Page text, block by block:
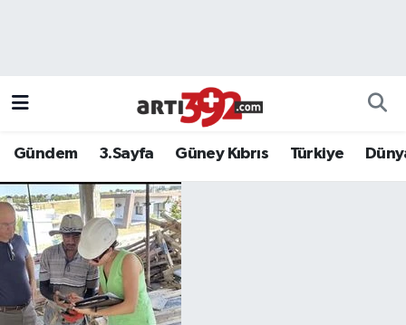
Gündem 3.Sayfa Güney Kıbrıs Türkiye